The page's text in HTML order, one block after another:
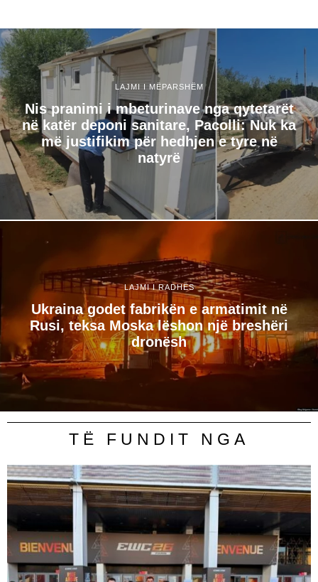
LAJMI I MËPARSHËM
Nis pranimi i mbeturinave nga qytetarët
në katër deponi sanitare, Pacolli: Nuk ka
më justifikim për hedhjen e tyre në
natyrë
LAJMI I RADHËS
Ukraina godet fabrikën e armatimit në
Rusi, teksa Moska lëshon një breshëri
dronësh
TË FUNDIT NGA